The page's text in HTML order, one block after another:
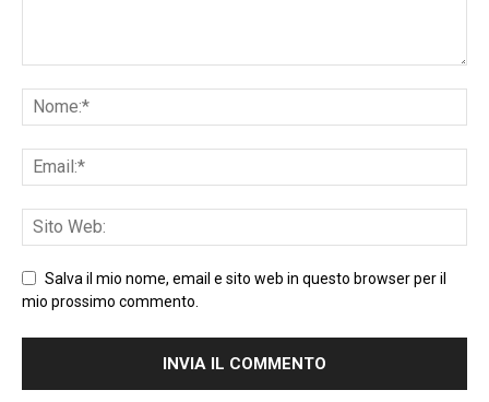
Salva il mio nome, email e sito web in questo browser per il
mio prossimo commento.